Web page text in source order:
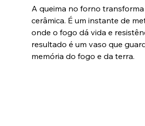
A queima no forno
cerâmica. É um instante de
onde o fogo dá vida e
resultado é um vaso que
memória do fogo e da terra.